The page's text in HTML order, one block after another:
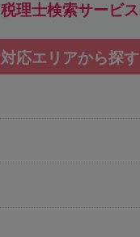
税理士検索サービス
対応エリアから探す